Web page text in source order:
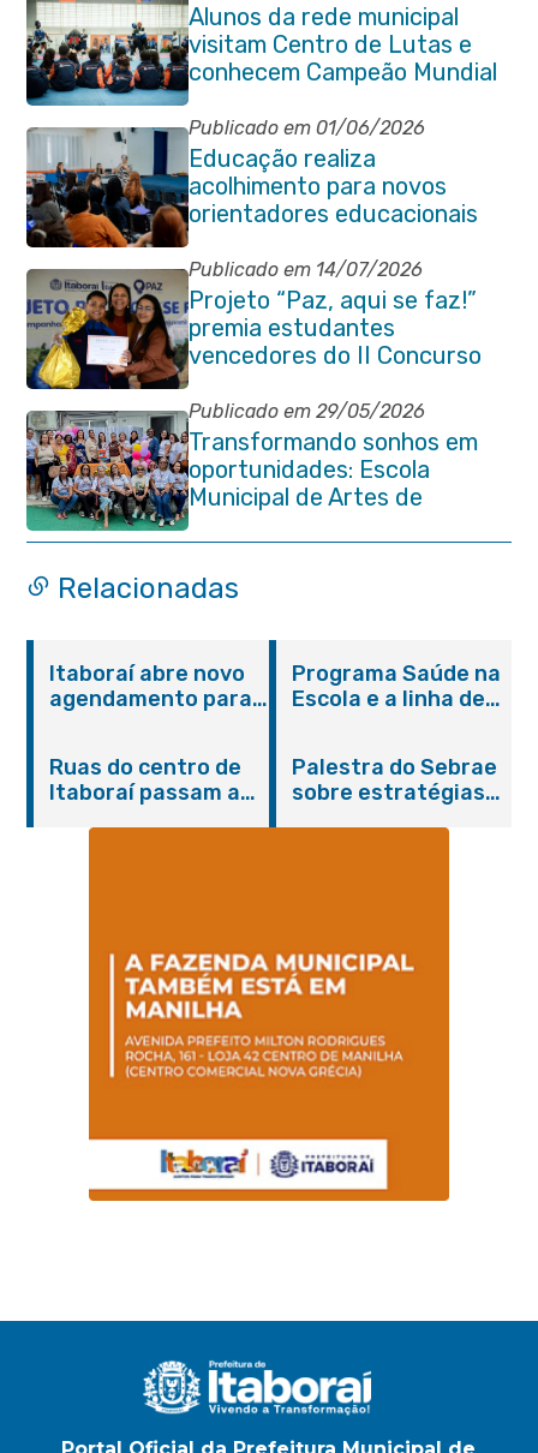
Alunos da rede municipal
visitam Centro de Lutas e
conhecem Campeão Mundial
de Taekwondo
Publicado em 01/06/2026
Educação realiza
acolhimento para novos
orientadores educacionais
da rede municipal
Publicado em 14/07/2026
Projeto “Paz, aqui se faz!”
premia estudantes
vencedores do II Concurso
de Contos em Itaboraí
Publicado em 29/05/2026
Transformando sonhos em
oportunidades: Escola
Municipal de Artes de
Itaboraí completa 37 anos de
história
Relacionadas
Itaboraí abre novo
agendamento para
Programa Saúde na
Escola e a linha de
promovem
conscientização
sobre hanseníase
Ruas do centro de
Itaboraí passam a
Palestra do Sebrae
sobre estratégias